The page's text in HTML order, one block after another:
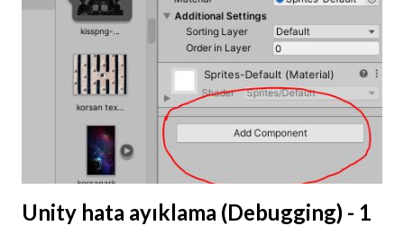
Unity hata ayıklama (Debugging) - 1